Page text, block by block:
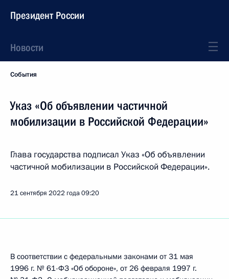
Президент России
Новости
События
Указ «Об объявлении частичной
мобилизации в Российской Федерации»
Глава государства подписал Указ «Об объявлении
частичной мобилизации в Российской Федерации».
21 сентября 2022 года09:20
В соответствии с федеральными законами от 31 мая
1996 г. № 61-ФЗ «Об обороне», от 26 февраля 1997 г.